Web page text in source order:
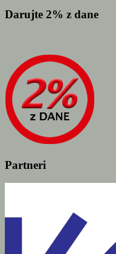
Darujte 2% z dane
Partneri